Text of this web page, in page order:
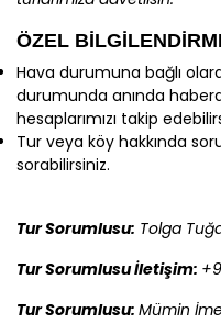
ÖZEL
Hava durumuna bağlı
durumunda anında
hesaplarımızı takip
Tur veya köy hakkında
sorabilirsiniz.
Tur Sorumlusu: Tolga
Tur Sorumlusu İletişim:
Tur Sorumlusu: Mümin